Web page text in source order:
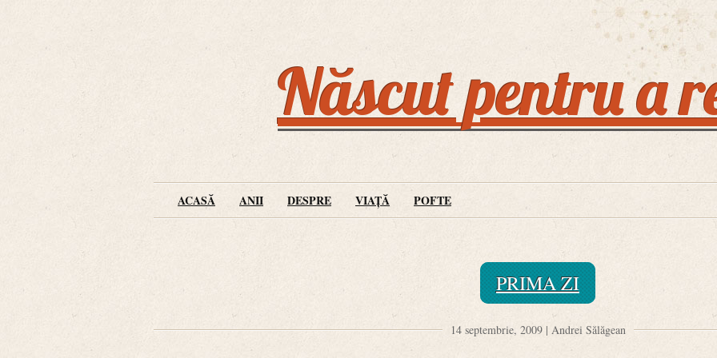
Născut pentru a
ACASĂ ANII DESPRE VIAȚĂ POFTE
PRIMA ZI
14 septembrie, 2009 | Andrei Sălăgean